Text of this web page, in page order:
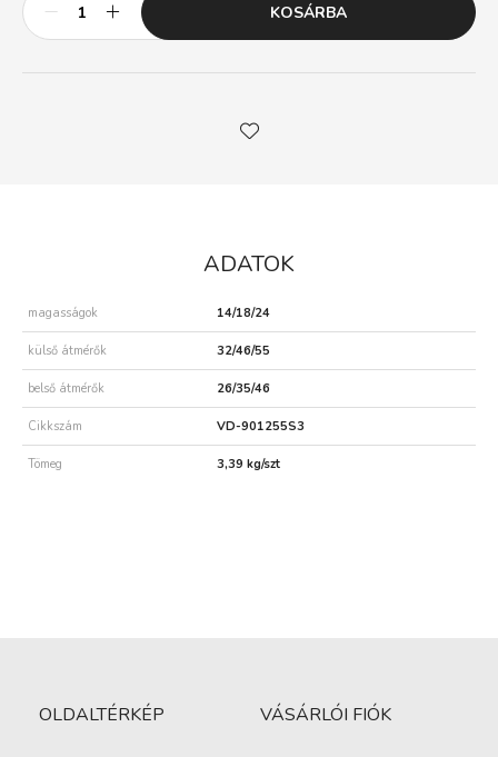
KOSÁRBA
ADATOK
magasságok 14/18/24
külső átmérők 32/46/55
belső átmérők 26/35/46
Cikkszám VD-901255S3
Tömeg 3,39 kg/szt
OLDALTÉRKÉP VÁSÁRLÓI FIÓK